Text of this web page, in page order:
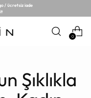
/ ücretsiz iade
0
Şıklıkla